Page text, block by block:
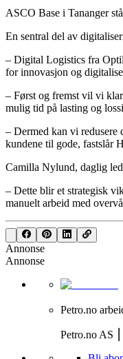
ASCO Base i Tananger
En sentral del av
– Digital Logistics fra
for innovasjon og
– Først og fremst vil vi
mulig tid på lasting og
– Dermed kan vi redusere
kundene til gode, fastslår
Camilla Nylund, daglig
– Dette blir et strategisk
manuelt arbeid med
Annonse
Annonse
Petro.no
Petro.no AS